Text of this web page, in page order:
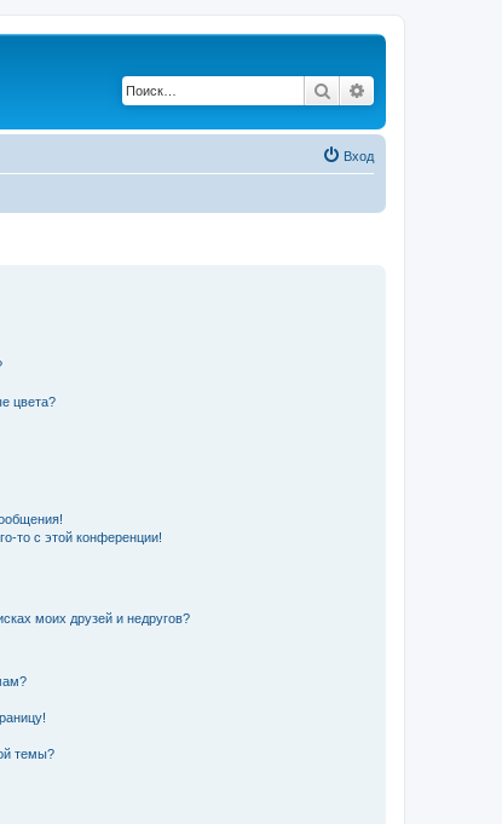
Поиск
Вход
цвета?
то с этой конференции!
моих друзей и недругов?
темы?